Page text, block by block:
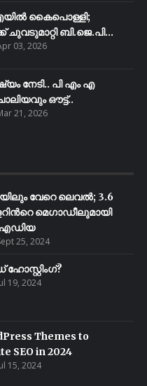
കൈപൊള്ളി;
ചുവടുമാറ്റി ബി.ജെ.പി...
03, 2026
നേടി.. പി എം എ
ഔട്ട്..
21, 2026
വേറെ ലെവൽ; 3.6
മെഗാഡീലുമായി
25, 2024
19, 2024
Themes to
SEO in 2024
15, 2024